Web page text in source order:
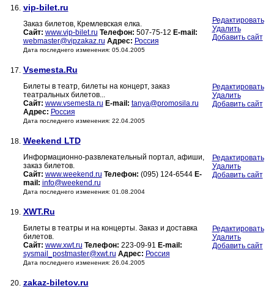
16. vip-bilet.ru
Заказ билетов, Кремлевская елка.
Сайт: www.vip-bilet.ru Телефон: 507-75-12 E-mail:
webmaster@vipzakaz.ru Адрес: Россия
Дата последнего изменения: 05.04.2005
Редактировать
Удалить
Добавить сайт
17. Vsemesta.Ru
Билеты в театр, билеты на концерт, заказ
театральных билетов...
Сайт: www.vsemesta.ru E-mail: tanya@promosila.ru
Адрес: Россия
Дата последнего изменения: 22.04.2005
Редактировать
Удалить
Добавить сайт
18. Weekend LTD
Информационно-развлекательный портал, афиши,
заказ билетов.
Сайт: www.weekend.ru Телефон: (095) 124-6544 E-
mail: info@weekend.ru
Дата последнего изменения: 01.08.2004
Редактировать
Удалить
Добавить сайт
19. XWT.Ru
Билеты в театры и на концерты. Заказ и доставка
билетов.
Сайт: www.xwt.ru Телефон: 223-09-91 E-mail:
sysmail_postmaster@xwt.ru Адрес: Россия
Дата последнего изменения: 26.04.2005
Редактировать
Удалить
Добавить сайт
20. zakaz-biletov.ru